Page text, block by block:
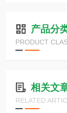
产品分
PRODUCT
相关文
RELATED